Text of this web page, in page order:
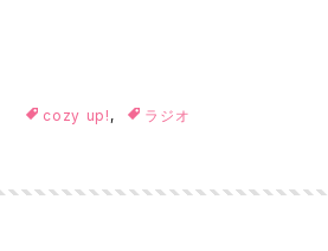
cozy up! , ラジオ